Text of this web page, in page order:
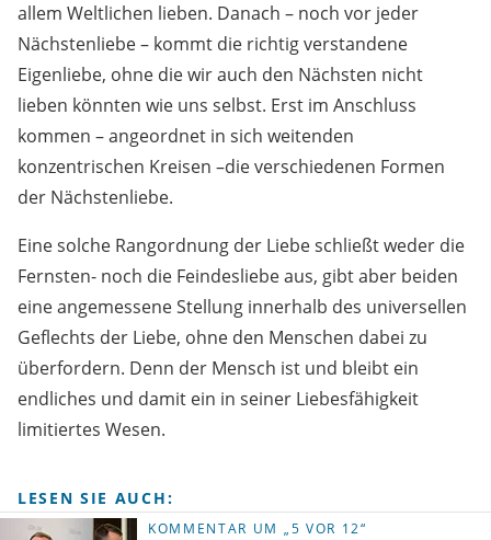
allem Weltlichen lieben. Danach – noch vor jeder
Nächstenliebe – kommt die richtig verstandene
Eigenliebe, ohne die wir auch den Nächsten nicht
lieben könnten wie uns selbst. Erst im Anschluss
kommen – angeordnet in sich weitenden
konzentrischen Kreisen –die verschiedenen Formen
der Nächstenliebe.
Eine solche Rangordnung der Liebe schließt weder die
Fernsten- noch die Feindesliebe aus, gibt aber beiden
eine angemessene Stellung innerhalb des universellen
Geflechts der Liebe, ohne den Menschen dabei zu
überfordern. Denn der Mensch ist und bleibt ein
endliches und damit ein in seiner Liebesfähigkeit
limitiertes Wesen.
LESEN SIE AUCH:
KOMMENTAR UM „5 VOR 12“